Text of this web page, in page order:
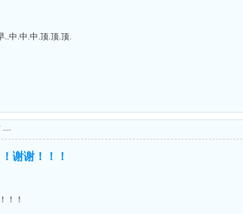
..中.中.中.顶.顶.顶.
---
谢谢！！！
！！